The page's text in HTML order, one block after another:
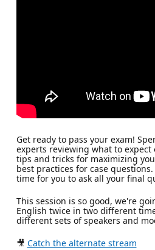
Get ready to pass your exam!
experts reviewing what to expect
tips and tricks for maximizing
best practices for case
time for you to ask all your final
This session is so good, we're
English twice in two different
different sets of speakers and
🎥 Catch the alternate stream